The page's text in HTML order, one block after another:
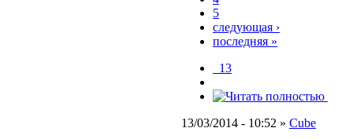
5
следующая ›
последняя »
_13
13/03/2014 - 10:52 » Cube